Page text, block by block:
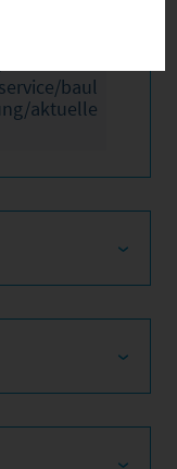
rath
baul
aktuelle